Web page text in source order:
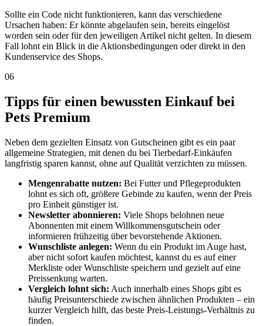
Sollte ein Code nicht funktionieren, kann das verschiedene
Ursachen haben: Er könnte abgelaufen sein, bereits eingelöst
worden sein oder für den jeweiligen Artikel nicht gelten. In diesem
Fall lohnt ein Blick in die Aktionsbedingungen oder direkt in den
Kundenservice des Shops.
06
Tipps für einen bewussten Einkauf bei
Pets Premium
Neben dem gezielten Einsatz von Gutscheinen gibt es ein paar
allgemeine Strategien, mit denen du bei Tierbedarf-Einkäufen
langfristig sparen kannst, ohne auf Qualität verzichten zu müssen.
Mengenrabatte nutzen: Bei Futter und Pflegeprodukten
lohnt es sich oft, größere Gebinde zu kaufen, wenn der Preis
pro Einheit günstiger ist.
Newsletter abonnieren: Viele Shops belohnen neue
Abonnenten mit einem Willkommensgutschein oder
informieren frühzeitig über bevorstehende Aktionen.
Wunschliste anlegen: Wenn du ein Produkt im Auge hast,
aber nicht sofort kaufen möchtest, kannst du es auf einer
Merkliste oder Wunschliste speichern und gezielt auf eine
Preissenkung warten.
Vergleich lohnt sich: Auch innerhalb eines Shops gibt es
häufig Preisunterschiede zwischen ähnlichen Produkten – ein
kurzer Vergleich hilft, das beste Preis-Leistungs-Verhältnis zu
finden.